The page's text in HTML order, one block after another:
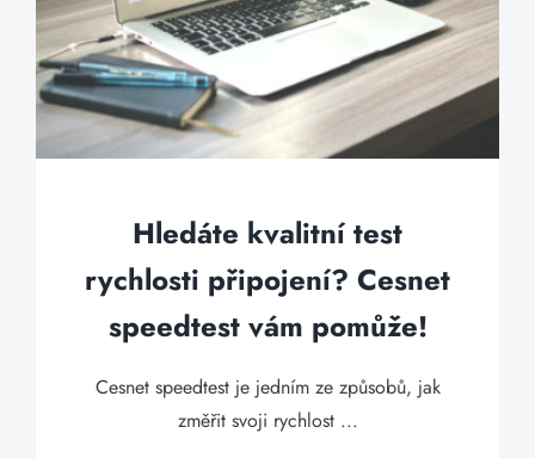
Hledáte kvalitní test
rychlosti připojení? Cesnet
speedtest vám pomůže!
Cesnet speedtest je jedním ze způsobů, jak
změřit svoji rychlost ...